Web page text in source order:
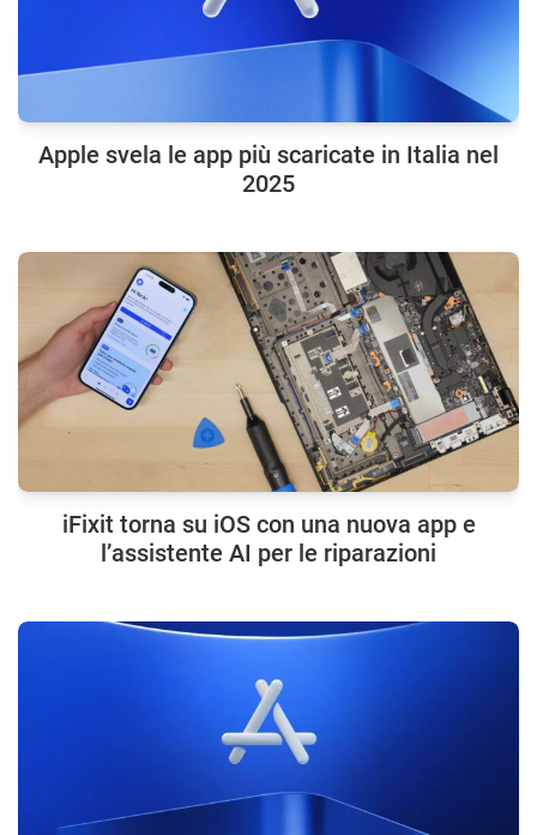
Apple svela le app più scaricate in Italia nel
2025
iFixit torna su iOS con una nuova app e
l’assistente AI per le riparazioni